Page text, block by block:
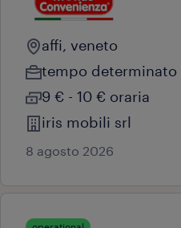
affi, veneto
tempo determinato
9 € - 10 € oraria
iris mobili srl
8 agosto 2026